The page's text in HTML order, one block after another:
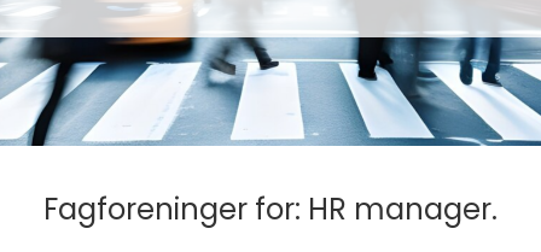
Fagforeninger for: HR manager.